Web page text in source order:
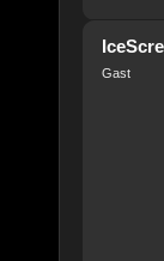
Gast